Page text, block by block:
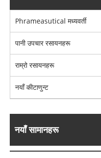
Phrameasutical मध्यवर्ती
पानी उपचार रसायनहरू
राम्रो रसायनहरू
नयाँ कीटाणुन्ट
नयाँ सामानहरू